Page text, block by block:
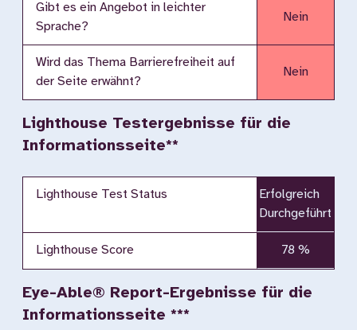
Gibt es ein Angebot in leichter
Sprache?
Nein
Wird das Thema Barrierefreiheit auf
der Seite erwähnt?
Nein
Lighthouse Testergebnisse für die
Informationsseite**
Lighthouse Test Status
Erfolgreich
Durchgeführt
Lighthouse Score 78 %
Eye-Able® Report-Ergebnisse für die
Informationsseite ***